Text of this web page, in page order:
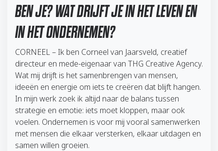
BEN JE? WAT DRIJFT JE IN HET LEVEN EN
IN HET ONDERNEMEN?
CORNEEL – Ik ben Corneel van Jaarsveld, creatief
directeur en mede-eigenaar van THG Creative Agency.
Wat mij drijft is het samenbrengen van mensen,
ideeën en energie om iets te creëren dat blijft hangen.
In mijn werk zoek ik altijd naar de balans tussen
strategie en emotie: iets moet kloppen, maar ook
voelen. Ondernemen is voor mij vooral samenwerken
met mensen die elkaar versterken, elkaar uitdagen en
samen willen groeien.